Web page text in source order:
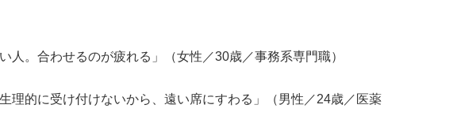
人。合わせるのが疲れる」（女性／30歳／事務系専門職）
理的に受け付けないから、遠い席にすわる」（男性／24歳／医薬